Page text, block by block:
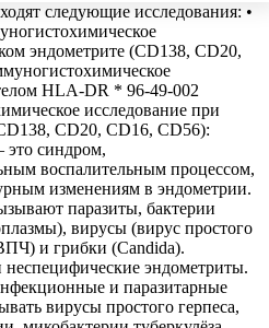
следующие исследования: •
эндометрите (CD138, CD20,
HLA-DR * 96-49-002
исследование при
CD20, CD16, CD56):
синдром,
воспалительным процессом,
изменениям в эндометрии.
паразиты, бактерии
вирусы (вирус простого
и грибки (Candida).
эндометриты.
и паразитарные
вирусы простого герпеса,